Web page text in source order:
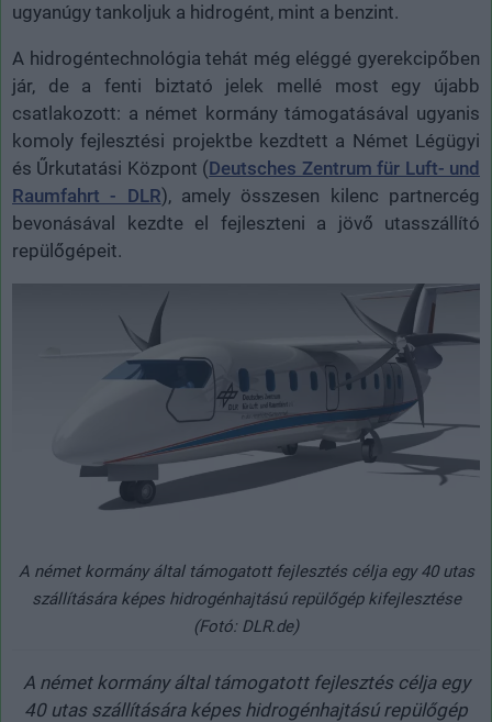
ugyanúgy tankoljuk a hidrogént, mint a benzint.
A hidrogéntechnológia tehát még eléggé gyerekcipőben
jár, de a fenti biztató jelek mellé most egy újabb
csatlakozott: a német kormány támogatásával ugyanis
komoly fejlesztési projektbe kezdtett a Német Légügyi
és Űrkutatási Központ (Deutsches Zentrum für Luft- und
Raumfahrt - DLR), amely összesen kilenc partnercég
bevonásával kezdte el fejleszteni a jövő utasszállító
repülőgépeit.
A német kormány által támogatott fejlesztés célja egy 40 utas
szállítására képes hidrogénhajtású repülőgép kifejlesztése
(Fotó: DLR.de)
A német kormány által támogatott fejlesztés célja egy
40 utas szállítására képes hidrogénhajtású repülőgép